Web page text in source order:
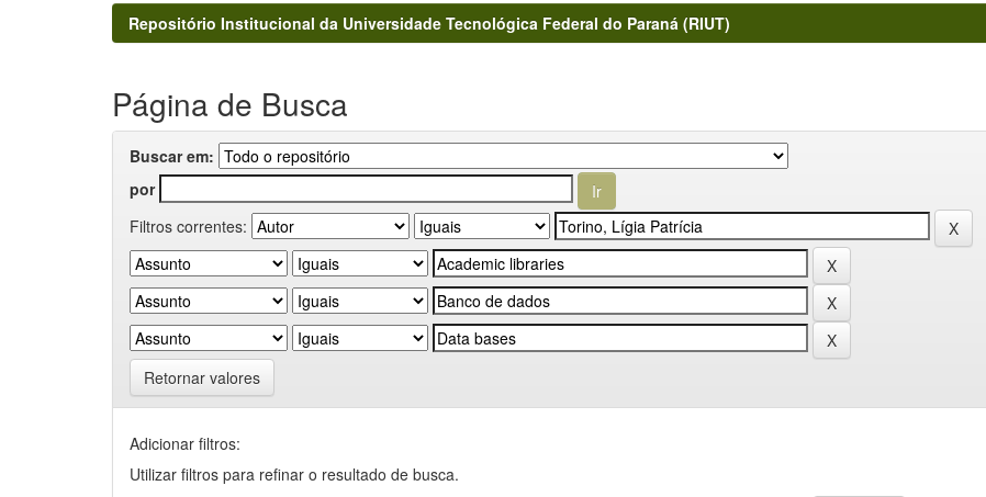
Repositório Institucional da Universidade Tecnológica Federal do Paraná (RIUT)
Página de Busca
Buscar em:
por
Filtros correntes:
Retornar valores
Adicionar filtros:
Utilizar filtros para refinar o resultado de busca.